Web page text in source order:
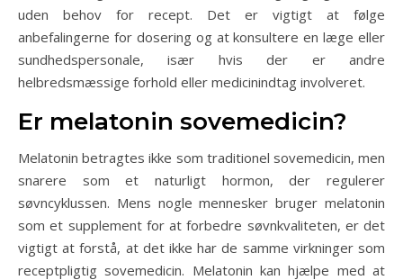
uden behov for recept. Det er vigtigt at følge
anbefalingerne for dosering og at konsultere en læge eller
sundhedspersonale, især hvis der er andre
helbredsmæssige forhold eller medicinindtag involveret.
Er melatonin sovemedicin?
Melatonin betragtes ikke som traditionel sovemedicin, men
snarere som et naturligt hormon, der regulerer
søvncyklussen. Mens nogle mennesker bruger melatonin
som et supplement for at forbedre søvnkvaliteten, er det
vigtigt at forstå, at det ikke har de samme virkninger som
receptpligtig sovemedicin. Melatonin kan hjælpe med at